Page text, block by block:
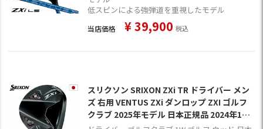
低スピンによる強弾道を重視したモデル
当店価格 ¥39,900 税込
スリクソン SRIXON ZXi TR ドライバー メン
ズ 右用 VENTUS ZXi ダンロップ ZXI ゴルフ
クラブ 2025年モデル 日本正規品 2024年11
月9日発売